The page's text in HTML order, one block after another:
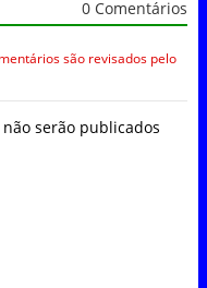
0 Comentários
são revisados pelo
serão publicados